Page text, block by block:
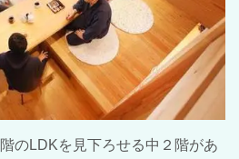
のLDKを見下ろせる中２階があ